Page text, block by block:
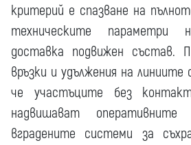
критерий е спазване на
техническите параметри
доставка подвижен състав.
връзки и удължения на
че участъците без
надвишават
вградените системи за